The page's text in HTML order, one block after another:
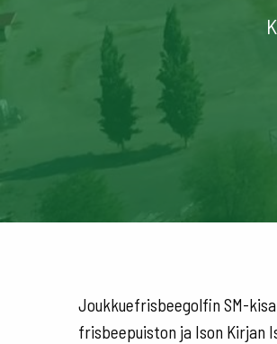
Joukkuefrisbeegolfin SM-
frisbeepuiston ja Ison Kirjan